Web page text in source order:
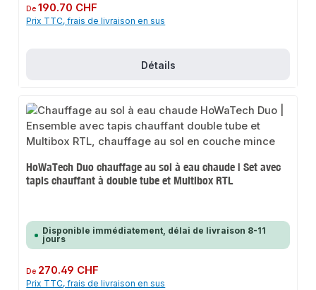
Prix régulier :
De190.70 CHF
Prix TTC, frais de livraison en sus
Détails
HoWaTech Duo chauffage au sol à eau chaude | Set avec
tapis chauffant à double tube et Multibox RTL
Disponible immédiatement, délai de livraison 8-11
jours
Prix régulier :
De 270.49 CHF
Prix TTC, frais de livraison en sus